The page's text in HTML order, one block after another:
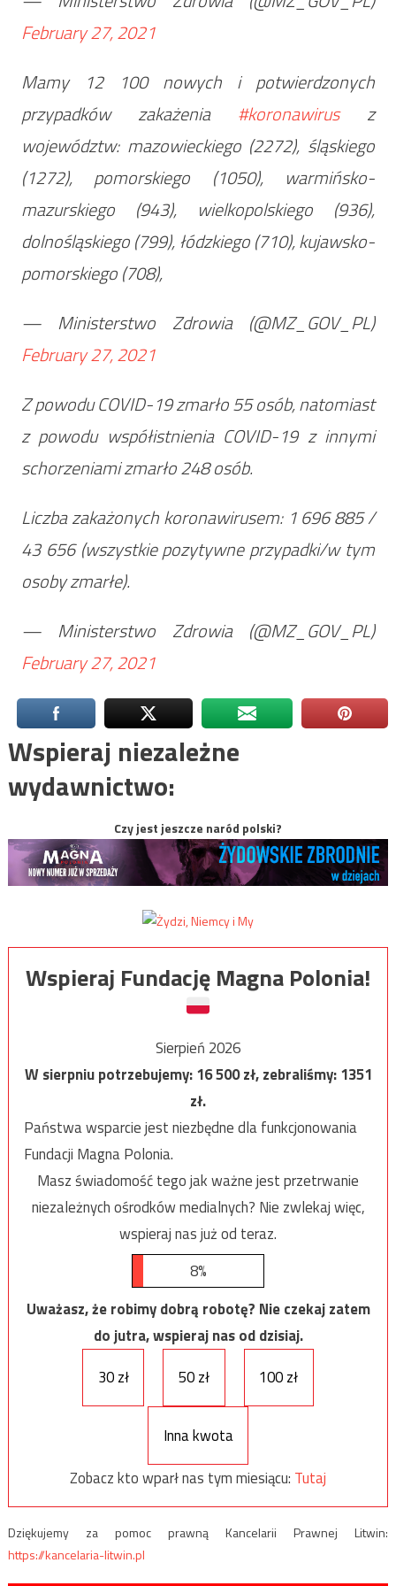
February 27, 2021
Mamy 12 100 nowych i potwierdzonych
przypadków zakażenia #koronawirusz
województw: mazowieckiego (2272), śląskiego
(1272), pomorskiego (1050), warmińsko-
mazurskiego (943), wielkopolskiego (936),
dolnośląskiego (799), łódzkiego (710), kujawsko-
pomorskiego (708),
— Ministerstwo Zdrowia (@MZ_GOV_PL)
February 27, 2021
Z powodu COVID-19 zmarło 55 osób, natomiast
z powodu współistnienia COVID-19 z innymi
schorzeniami zmarło 248 osób.
Liczba zakażonych koronawirusem: 1 696 885 /
43 656 (wszystkie pozytywne przypadki/w tym
osoby zmarłe).
— Ministerstwo Zdrowia (@MZ_GOV_PL)
February 27, 2021
Wspieraj niezależne
wydawnictwo:
Czy jest jeszcze naród polski?
Wspieraj Fundację Magna Polonia!
Sierpień 2026
W sierpniu potrzebujemy:16 500zł, zebraliśmy:1351
zł.
Państwa wsparcie jest niezbędne dla funkcjonowania
Fundacji Magna Polonia.
Masz świadomość tego jak ważne jest przetrwanie
niezależnych ośrodków medialnych? Nie zwlekaj więc,
wspieraj nas już od teraz.
8%
Uważasz, że robimy dobrą robotę? Nie czekaj zatem
do jutra, wspieraj nas od dzisiaj.
30 zł
50 zł 100 zł
Inna kwota
Zobacz kto wparł nas tym miesiącu: Tutaj
Dziękujemy za pomoc prawną Kancelarii Prawnej Litwin:
https://kancelaria-litwin.pl